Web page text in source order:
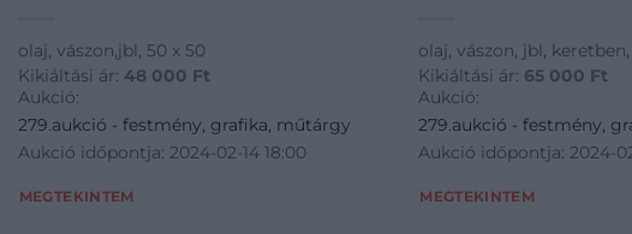
olaj, vászon,jbl, 50 x 50
Kikiáltási ár: 48 000 Ft
Aukció:
279.aukció - festmény, grafika, műtárgy
Aukció időpontja: 2024-02-14 18:00
MEGTEKINTEM
olaj, vászon, jbl,
Kikiáltási ár: 65 000 Ft
Aukció:
279.aukció - festmény,
Aukció időpontja: 2024-
MEGTEKINTEM